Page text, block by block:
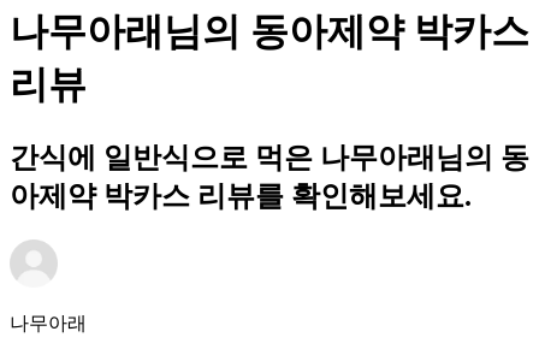
나무아래님의 동아제약 박카스
리뷰
간식에 일반식으로 먹은 나무아래님의 동
아제약 박카스 리뷰를 확인해보세요.
나무아래